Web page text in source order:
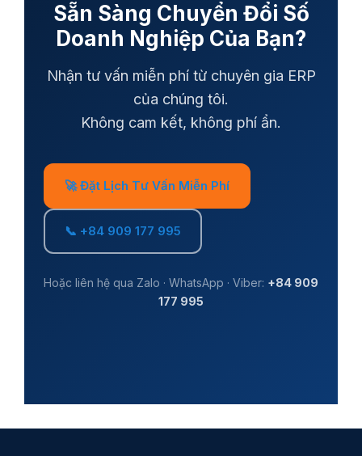
Sẵn Sàng Chuyển Đổi Số
Doanh Nghiệp Của Bạn?
Nhận tư vấn miễn phí từ chuyên gia ERP
của chúng tôi.
Không cam kết, không phí ẩn.
🚀 Đặt Lịch Tư Vấn Miễn Phí
📞 +84 909 177 995
Hoặc liên hệ qua Zalo · WhatsApp · Viber: +84 909
177 995